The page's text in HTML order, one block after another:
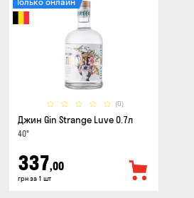
(0)
Джин Gin Strange Luve 0.7л
40°
337,00
грн за 1 шт